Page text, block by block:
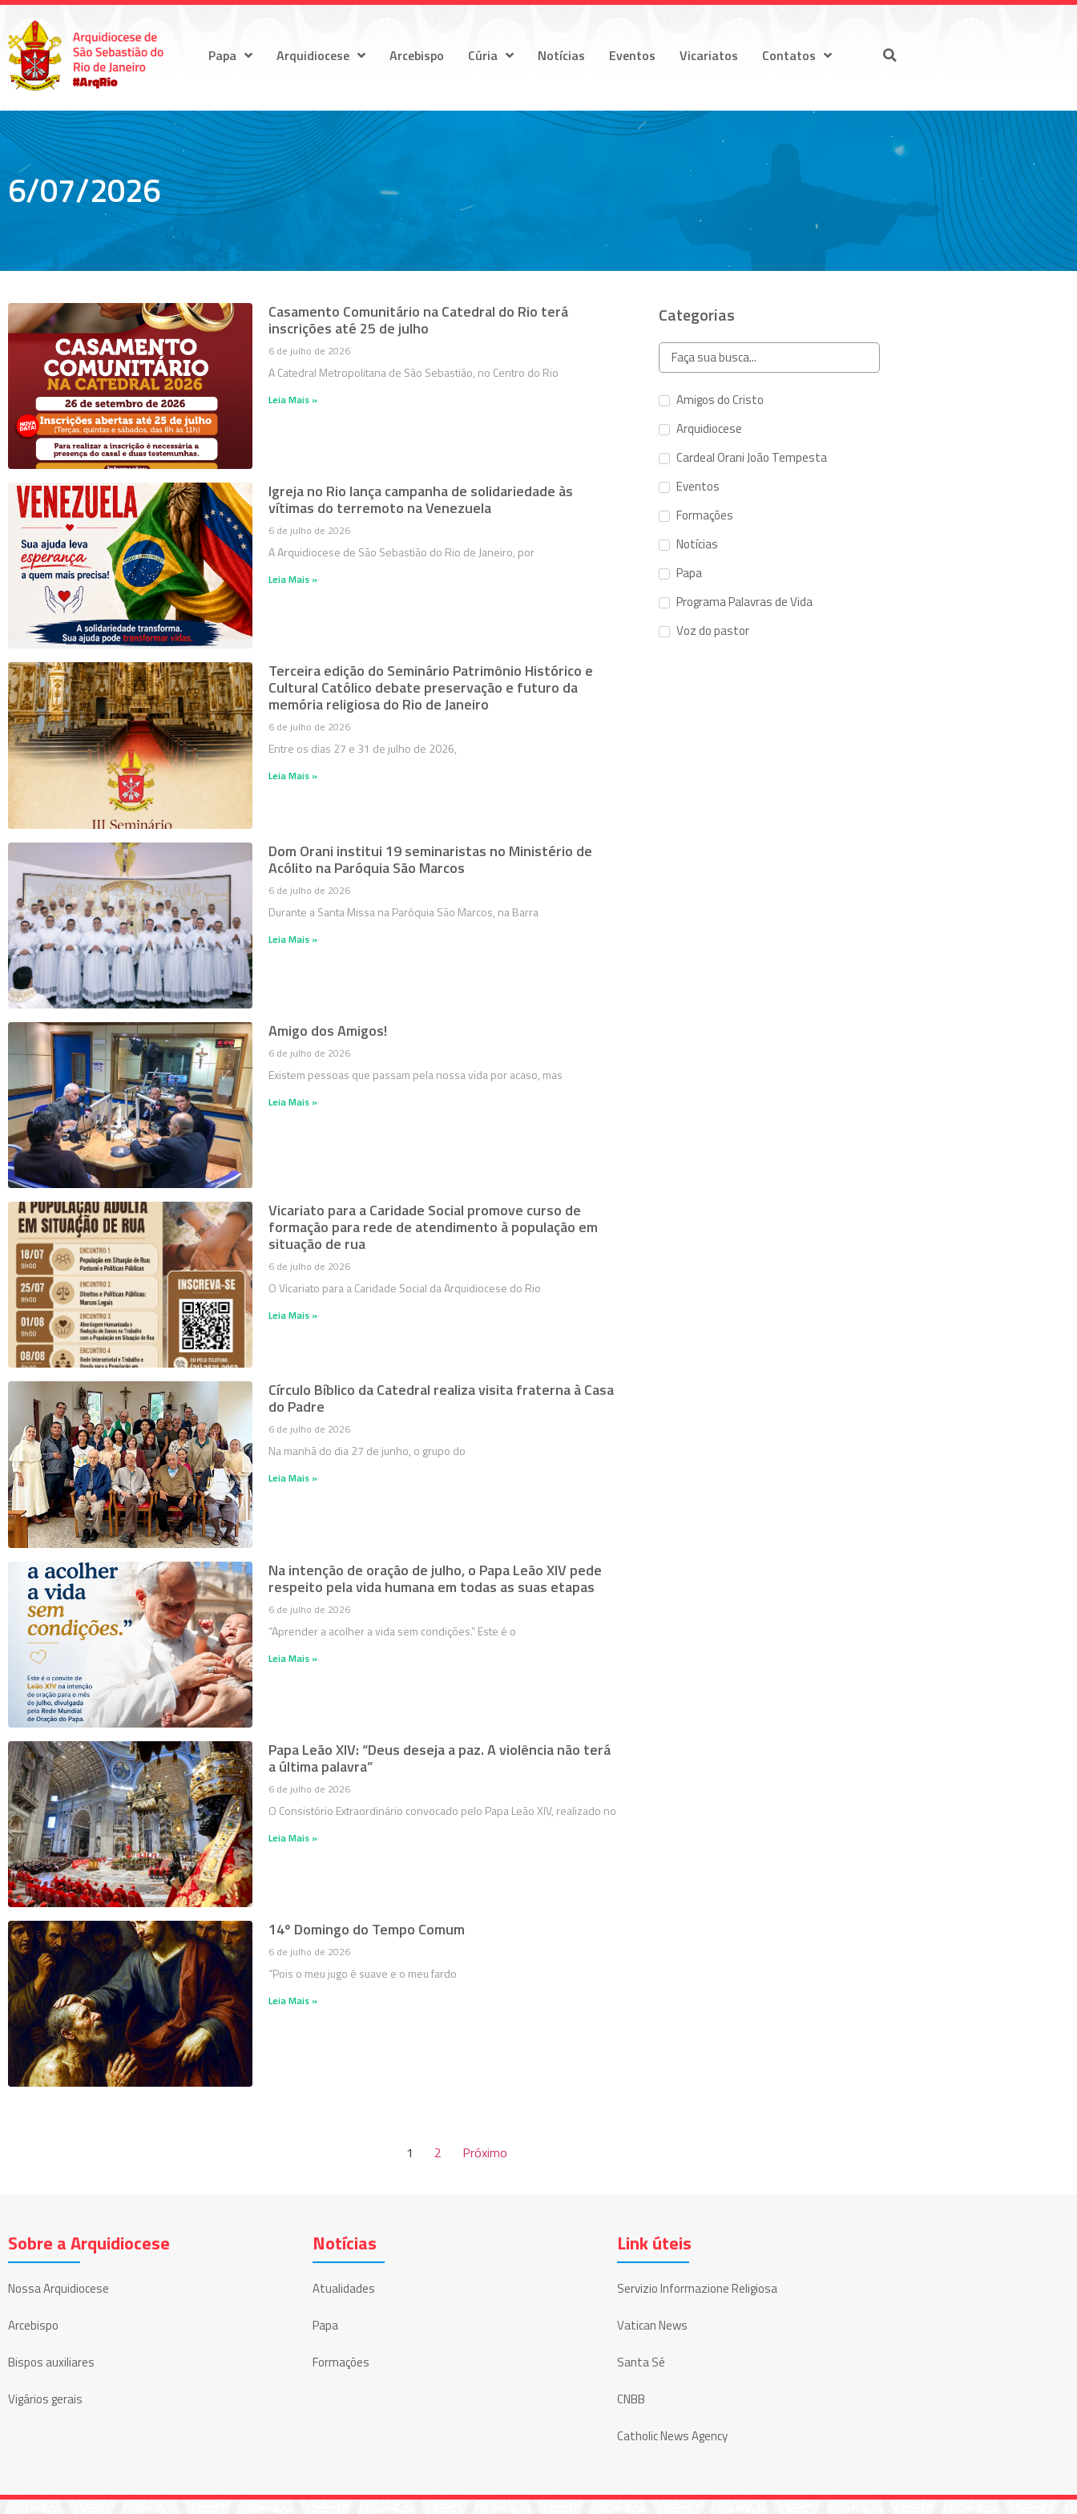
Papa Arquidiocese Arcebispo Cúria Notícias Eventos Vicariatos Contatos
6/07/2026
Casamento Comunitário na Catedral do Rio terá
inscrições até 25 de julho
6 de julho de 2026
A Catedral Metropolitana de São Sebastião, no Centro do Rio
Leia Mais »
Igreja no Rio lança campanha de solidariedade às
vítimas do terremoto na Venezuela
6 de julho de 2026
A Arquidiocese de São Sebastião do Rio de Janeiro, por
Leia Mais »
Terceira edição do Seminário Patrimônio Histórico e
Cultural Católico debate preservação e futuro da
memória religiosa do Rio de Janeiro
6 de julho de 2026
Entre os dias 27 e 31 de julho de 2026,
Leia Mais »
Dom Orani institui 19 seminaristas no Ministério de
Acólito na Paróquia São Marcos
6 de julho de 2026
Durante a Santa Missa na Paróquia São Marcos, na Barra
Leia Mais »
Amigo dos Amigos!
6 de julho de 2026
Existem pessoas que passam pela nossa vida por acaso, mas
Leia Mais »
Vicariato para a Caridade Social promove curso de
formação para rede de atendimento à população em
situação de rua
6 de julho de 2026
O Vicariato para a Caridade Social da Arquidiocese do Rio
Leia Mais »
Círculo Bíblico da Catedral realiza visita fraterna à Casa
do Padre
6 de julho de 2026
Na manhã do dia 27 de junho, o grupo do
Leia Mais »
Na intenção de oração de julho, o Papa Leão XIV pede
respeito pela vida humana em todas as suas etapas
6 de julho de 2026
“Aprender a acolher a vida sem condições.” Este é o
Leia Mais »
Papa Leão XIV: “Deus deseja a paz. A violência não terá
a última palavra”
6 de julho de 2026
O Consistório Extraordinário convocado pelo Papa Leão XIV, realizado no
Leia Mais »
14º Domingo do Tempo Comum
6 de julho de 2026
“Pois o meu jugo é suave e o meu fardo
Leia Mais »
Categorias
Amigos do Cristo
Arquidiocese
Cardeal Orani João Tempesta
Eventos
Formações
Notícias
Papa
Programa Palavras de Vida
Voz do pastor
1 2 Próximo
Sobre a Arquidiocese
Nossa Arquidiocese
Arcebispo
Bispos auxiliares
Vigários gerais
Notícias
Atualidades
Papa
Formações
Link úteis
Servizio Informazione Religiosa
Vatican News
Santa Sé
CNBB
Catholic News Agency